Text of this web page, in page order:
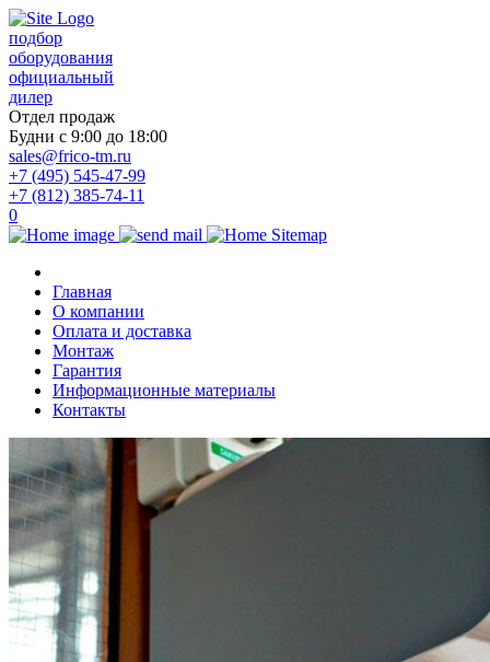
подбор
оборудования
официальный
дилер
Отдел продаж
Будни с 9:00 до 18:00
sales@frico-tm.ru
+7 (495) 545-47-99
+7 (812) 385-74-11
0
Главная
О компании
Оплата и доставка
Монтаж
Гарантия
Информационные материалы
Контакты